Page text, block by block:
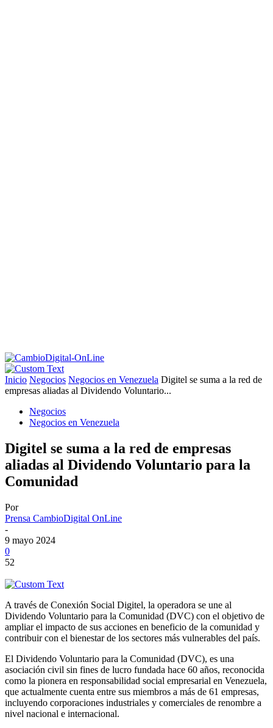
Inicio Negocios Negocios en Venezuela Digitel se suma a la red de
empresas aliadas al Dividendo Voluntario...
Negocios
Negocios en Venezuela
Digitel se suma a la red de empresas
aliadas al Dividendo Voluntario para la
Comunidad
Por
Prensa CambioDigital OnLine
-
9 mayo 2024
0
52
A través de Conexión Social Digitel, la operadora se une al
Dividendo Voluntario para la Comunidad (DVC) con el objetivo de
ampliar el impacto de sus acciones en beneficio de la comunidad y
contribuir con el bienestar de los sectores más vulnerables del país.
El Dividendo Voluntario para la Comunidad (DVC), es una
asociación civil sin fines de lucro fundada hace 60 años, reconocida
como la pionera en responsabilidad social empresarial en Venezuela,
que actualmente cuenta entre sus miembros a más de 61 empresas,
incluyendo corporaciones industriales y comerciales de renombre a
nivel nacional e internacional.